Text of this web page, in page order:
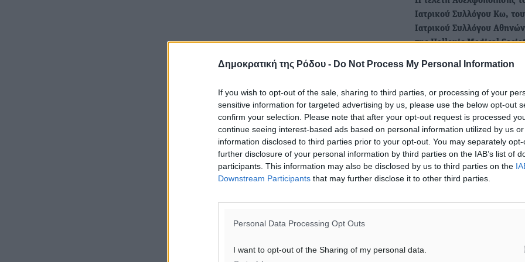
Δημοκρατική της Ρόδου - Do Not Process My Personal Information
If you wish to opt-out of the sale, sharing to third parties, or processing of your
sensitive information for targeted advertising by us, please use the below opt-out
confirm your selection. Please note that after your opt-out request is processed
continue seeing interest-based ads based on personal information utilized by us
information disclosed to third parties prior to your opt-out. You may separately
further disclosure of your personal information by third parties on the IAB’s list of
participants. This information may also be disclosed by us to third parties on the
Downstream Participants that may further disclose it to other third parties.
Personal Data Processing Opt Outs
I want to opt-out of the Sharing of my personal data.
Ιατρικού Συλλόγου Κω, του
Ιατρικού Συλλόγου
της Hellenic Medical
Με ιδιαίτερη επιτυχία
Ιπποκράτειο Ίδρυμα Κω η
Αδελφοποίησης του…
Αντιπροσωπεία του
Συνταξιούχων ΙΚΑ Ρόδου
συναντήθηκε με το
ΕΦΚΑ Ρόδου